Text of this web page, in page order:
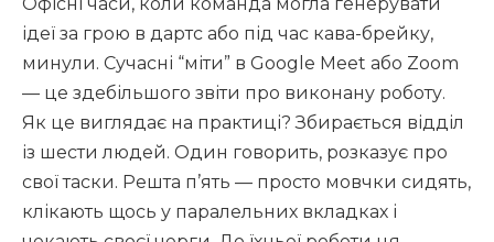
Офісні часи, коли команда могла генерувати
ідеї за грою в дартс або під час кава-брейку,
минули. Сучасні “міти” в Google Meet або Zoom
— це здебільшого звіти про виконану роботу.
Як це виглядає на практиці? Збирається відділ
із шести людей. Один говорить, розказує про
свої таски. Решта п’ять — просто мовчки сидять,
клікають щось у паралельних вкладках і